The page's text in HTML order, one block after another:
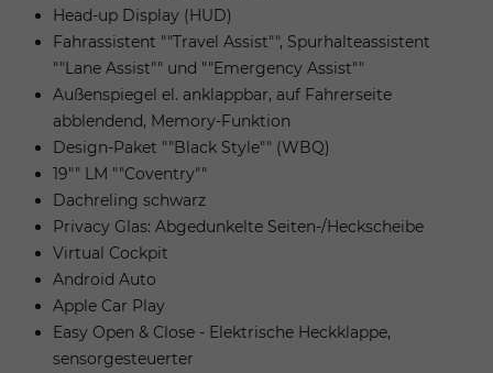
Head-up Display (HUD)
Fahrassistent ""Travel Assist"", Spurhalteassistent
""Lane Assist"" und ""Emergency Assist""
Außenspiegel el. anklappbar, auf Fahrerseite
abblendend, Memory-Funktion
Design-Paket ""Black Style"" (WBQ)
19"" LM ""Coventry""
Dachreling schwarz
Privacy Glas: Abgedunkelte Seiten-/Heckscheibe
Virtual Cockpit
Android Auto
Apple Car Play
Easy Open & Close - Elektrische Heckklappe,
sensorgesteuerter